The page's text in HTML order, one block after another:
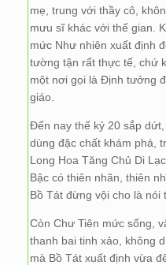
mẹ, trung với thầy cô,
mưu sĩ khác với thế gian.
mức Như nhiên xuất định
tường tận rất thực tế, chứ
một nơi gọi là Định tưởng
giáo.
Đến nay thế kỷ 20 sắp
dùng đặc chất khám phá,
Long Hoa Tăng Chủ Di
Bậc có thiên nhãn, thiên
Bồ Tát đừng vội cho là nói
Còn Chư Tiên mức sống,
thanh bai tinh xảo, không
mà Bồ Tát xuất định vừa